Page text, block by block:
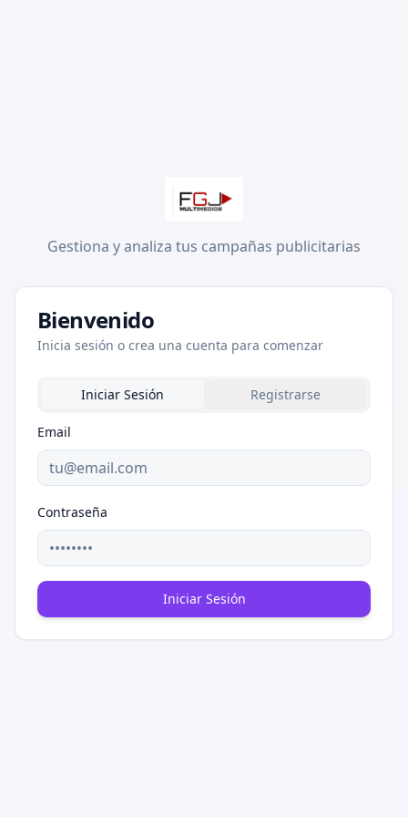
Gestiona y analiza tus campañas publicitarias
Bienvenido
Inicia sesión o crea una cuenta para comenzar
Iniciar Sesión Registrarse
Email
Contraseña
Iniciar Sesión